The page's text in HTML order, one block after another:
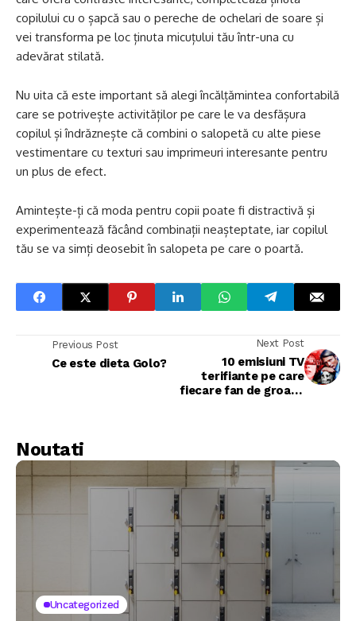
copilului cu o șapcă sau o pereche de ochelari de soare și
vei transforma pe loc ținuta micuțului tău într-una cu
adevărat stilată.
Nu uita că este important să alegi încălțămintea confortabilă
care se potrivește activităților pe care le va desfășura
copilul și îndrăznește că combini o salopetă cu alte piese
vestimentare cu texturi sau imprimeuri interesante pentru
un plus de efect.
Amintește-ți că moda pentru copii poate fi distractivă și
experimentează făcând combinații neașteptate, iar copilul
tău se va simți deosebit în salopeta pe care o poartă.
Previous Post
Ce este dieta Golo?
Next Post
10 emisiuni TV
terifiante pe care
fiecare fan de groaza
Noutati
Uncategorized